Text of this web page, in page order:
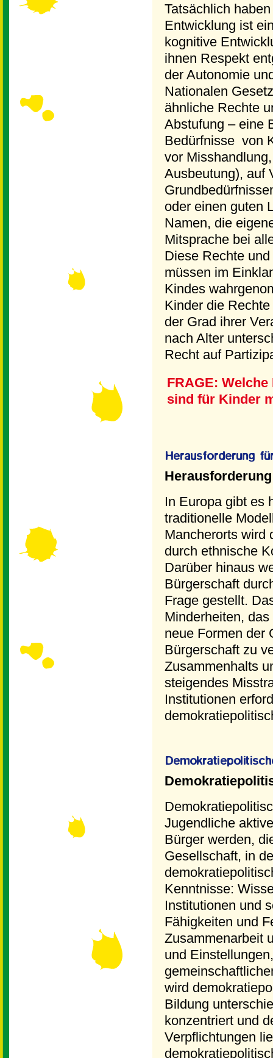
Tatsächlich
Entwicklung ist
kognitive
ihnen Respekt
der Autonomie
Nationalen
ähnliche Rechte
Abstufung – eine
Bedürfnisse von
vor
Ausbeutung), auf
oder einen guten
Namen, die
Mitsprache bei
Diese Rechte
müssen im
Kindes
Kinder die
der Grad ihrer
nach Alter
Recht auf
FRAGE:
sind für Kinder
In Europa gibt es
traditionelle
Mancherorts wird
durch ethnische
Darüber hinaus
Bürgerschaft
Frage gestellt.
Minderheiten,
neue Formen der
Bürgerschaft zu
Zusammenhalts
steigendes
Institutionen
Jugendliche
Bürger werden,
Gesellschaft, in
Kenntnisse:
Institutionen und
Fähigkeiten und
Zusammenarbeit
und
wird
Bildung
konzentriert und
Verpflichtungen